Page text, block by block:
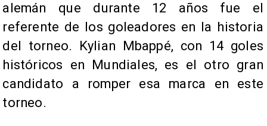
alemán que durante 12 años fue el
referente de los goleadores en la historia
del torneo. Kylian Mbappé, con 14 goles
históricos en Mundiales, es el otro gran
candidato a romper esa marca en este
torneo.